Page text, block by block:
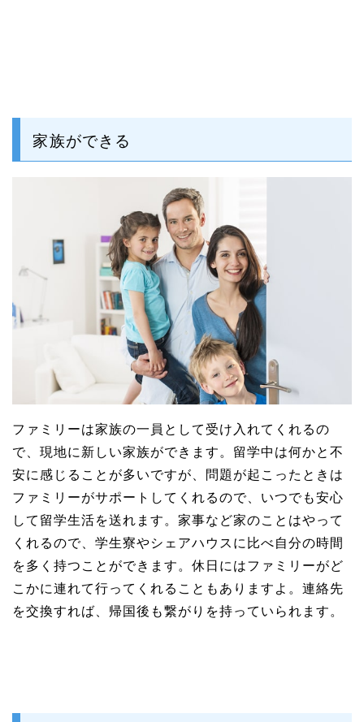
家族ができる
ファミリーは家族の一員として受け入れてくれるの
で、現地に新しい家族ができます。留学中は何かと不
安に感じることが多いですが、問題が起こったときは
ファミリーがサポートしてくれるので、いつでも安心
して留学生活を送れます。家事など家のことはやって
くれるので、学生寮やシェアハウスに比べ自分の時間
を多く持つことができます。休日にはファミリーがど
こかに連れて行ってくれることもありますよ。連絡先
を交換すれば、帰国後も繋がりを持っていられます。